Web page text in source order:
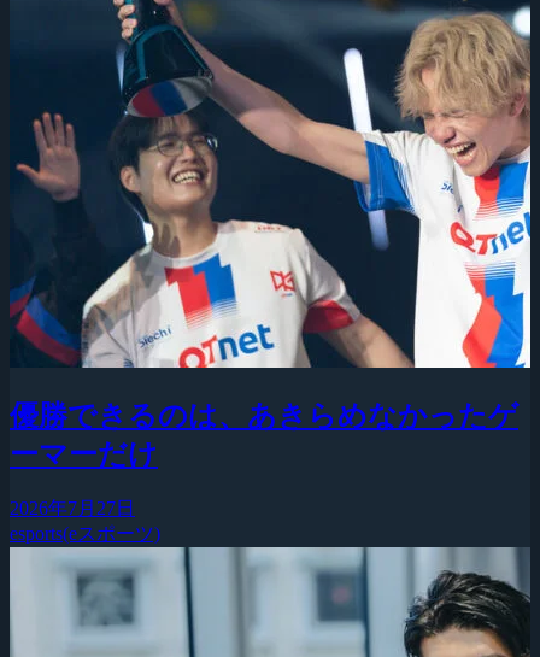
優勝できるのは、あきらめなかったゲ
ーマーだけ
2026年7月27日
esports(eスポーツ)